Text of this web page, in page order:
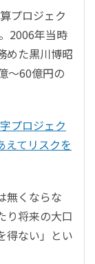
ティング
プロジェク
2006年当時
めた黒川博昭
～60億円の
プロジェク
えてリスクを
無くならな
り将来の大口
得ない」とい